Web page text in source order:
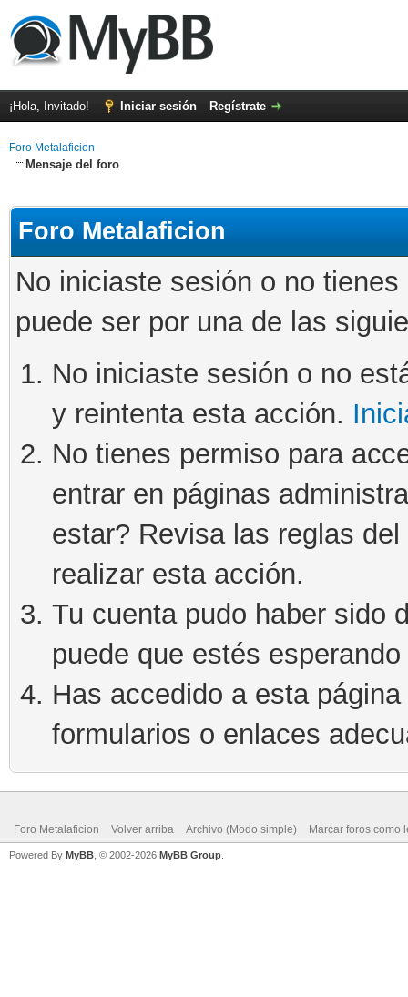
¡Hola, Invitado! Iniciar sesión Regístrate
Foro Metalaficion
Mensaje del foro
Foro Metalaficion
No iniciaste sesión o no
puede ser por una de las
No iniciaste sesión o no
y reintenta esta acción.
No tienes permiso para
entrar en páginas
estar? Revisa las reglas
realizar esta acción.
Tu cuenta pudo haber sido
puede que estés
Has accedido a esta
formularios o enlaces
Foro Metalaficion Volver arriba Archivo (Modo simple) Marcar foros como
Powered By MyBB , © 2002-2026 MyBB Group